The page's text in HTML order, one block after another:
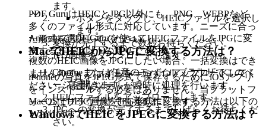
PDF GuruはHEICとJPG以外にも、PNG、WEBPなど、
多くのファイル形式に対応しています。ニーズに合っ
た形式を選択してください。
複数のHEIC画像をJPGにしたい場合、一括変換はでき
ませんので、ファイルを一つずつアップロードしてく
ださい。高度なツールが瞬時に処理を行います。
ます。
ボタンをタップし、HEICファイルを選択し
ます。
変換が完了するまで数秒お待ちください。
JPG画像をダウンロードします。
iPhoneの写真をJPEG形式で保存するためにiOSアプリ
をインストールする必要はありません。当プラットフ
ォームはブラウザ上で直接動作します。
AndroidでPDF Guruを使ってHEICファイルをJPGに変
換する方法は以下の通りです。
Chromeまたは任意のモバイルブラウザでこのペ
ージを開きます。
HEICファイルをアップロードします。
JPGへの変換が完了するまでしばらくお待ちくだ
さい。
MacでHEICからJPGに変換する方法は？
MacOSでHEIC画像をJPG形式に変換する方法は以下の
とおりです。
WindowsでHEICをJPEGに変換する方法は？